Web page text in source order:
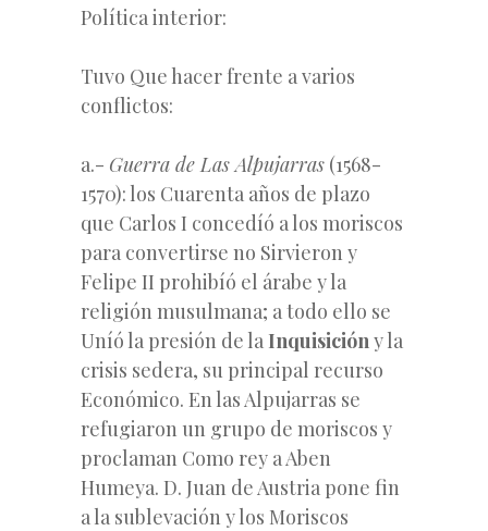
Política interior:
Tuvo Que hacer frente a varios
conflictos:
a.- Guerra de Las Alpujarras (1568-
1570): los Cuarenta años de plazo
que Carlos I concedíó a los moriscos
para convertirse no Sirvieron y
Felipe II prohibíó el árabe y la
religión musulmana; a todo ello se
Uníó la presión de la Inquisicióny la
crisis sedera, su principal recurso
Económico. En las Alpujarras se
refugiaron un grupo de moriscos y
proclaman Como rey a Aben
Humeya. D. Juan de Austria pone fin
a la sublevación y los Moriscos